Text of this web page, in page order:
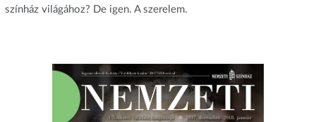
színház világához? De igen. A szerelem.